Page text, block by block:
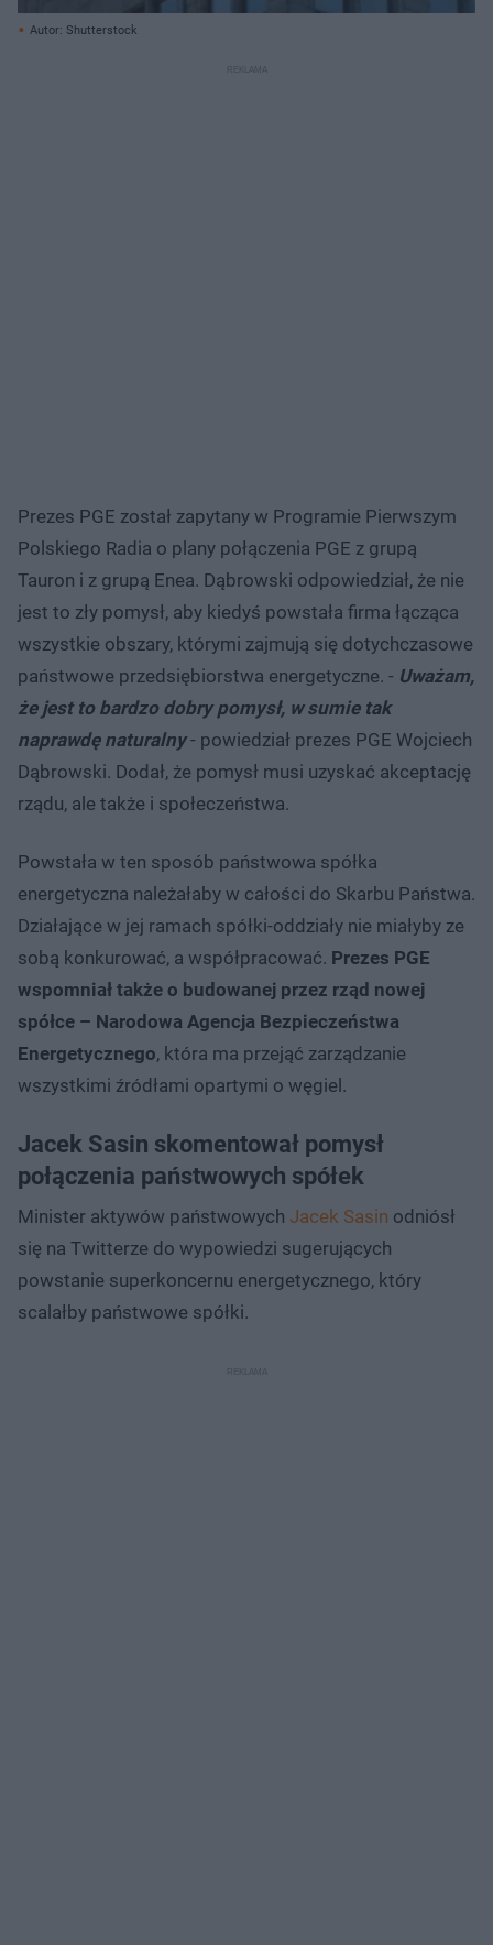
Autor: Shutterstock
Prezes PGE został zapytany w Programie Pierwszym
Polskiego Radia o plany połączenia PGE z grupą
Tauron i z grupą Enea. Dąbrowski odpowiedział, że nie
jest to zły pomysł, aby kiedyś powstała firma łącząca
wszystkie obszary, którymi zajmują się dotychczasowe
państwowe przedsiębiorstwa energetyczne. - Uważam,
że jest to bardzo dobry pomysł, w sumie tak
naprawdę naturalny- powiedział prezes PGE Wojciech
Dąbrowski. Dodał, że pomysł musi uzyskać akceptację
rządu, ale także i społeczeństwa.
Powstała w ten sposób państwowa spółka
energetyczna należałaby w całości do Skarbu Państwa.
Działające w jej ramach spółki-oddziały nie miałyby ze
sobą konkurować, a współpracować. Prezes PGE
wspomniał także o budowanej przez rząd nowej
spółce – Narodowa Agencja Bezpieczeństwa
Energetycznego, która ma przejąć zarządzanie
wszystkimi źródłami opartymi o węgiel.
Jacek Sasin skomentował pomysł
połączenia państwowych spółek
Minister aktywów państwowych Jacek Sasin odniósł
się na Twitterze do wypowiedzi sugerujących
powstanie superkoncernu energetycznego, który
scalałby państwowe spółki.